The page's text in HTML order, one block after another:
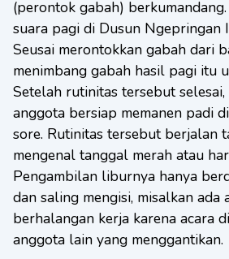
(perontok gabah)
suara pagi di Dusun Ngepringan
Seusai merontokkan gabah dari
menimbang gabah hasil pagi itu
Setelah rutinitas tersebut
anggota bersiap memanen padi
sore. Rutinitas tersebut berjalan
mengenal tanggal merah atau
Pengambilan liburnya hanya
dan saling mengisi, misalkan ada
berhalangan kerja karena acara
anggota lain yang menggantikan.